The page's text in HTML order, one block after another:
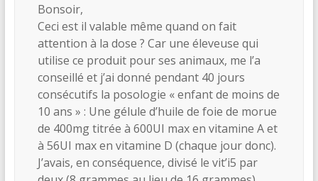
Bonsoir,
Ceci est il valable même quand on fait
attention à la dose ? Car une éleveuse qui
utilise ce produit pour ses animaux, me l’a
conseillé et j’ai donné pendant 40 jours
consécutifs la posologie « enfant de moins de
10 ans » : Une gélule d’huile de foie de morue
de 400mg titrée à 600UI max en vitamine A et
à 56UI max en vitamine D (chaque jour donc).
J’avais, en conséquence, divisé le vit’i5 par